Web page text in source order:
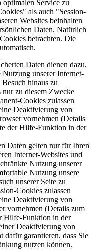
optimalen Service zu
als auch "Session-
Websites beinhalten
Daten. Natürlich
betrachten. Die
Daten dienen dazu,
unserer Internet-
hinaus zu
zu diesem Zwecke
Cookies zulassen
Deaktivierung von
vornehmen (Details
der Hilfe-Funktion in der
Daten gelten nur für Ihren
Internet-Websites und
Nutzung unserer
Nutzung unsere
unserer Seite zu
Cookies zulassen
Deaktivierung von
vornehmen (Details zum
Hilfe-Funktion in der
Deaktivierung von
dafür garantieren, dass Sie
nutzen können.